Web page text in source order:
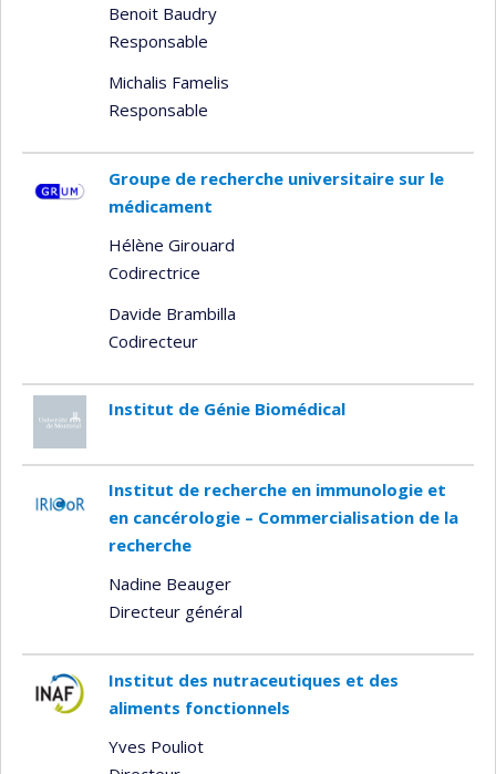
Benoit Baudry
Responsable
Michalis Famelis
Responsable
Groupe de recherche universitaire sur le
médicament
Hélène Girouard
Codirectrice
Davide Brambilla
Codirecteur
Institut de Génie Biomédical
Institut de recherche en immunologie et
en cancérologie – Commercialisation de la
recherche
Nadine Beauger
Directeur général
Institut des nutraceutiques et des
aliments fonctionnels
Yves Pouliot